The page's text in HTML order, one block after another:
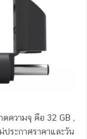
ความจุ คือ 32 GB ,
ระกาศราคาและวัน